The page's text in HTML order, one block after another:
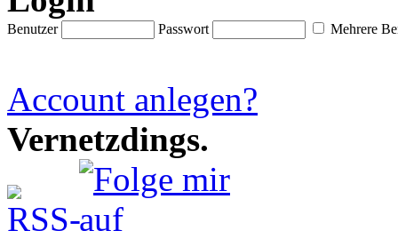
Benutzer Passwort Mehrere
Account anlegen?
Vernetzdings.